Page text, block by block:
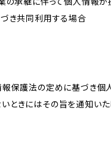
づき共同利用する場合
報保護法の定めに基づき
ときにはその旨を通知いた